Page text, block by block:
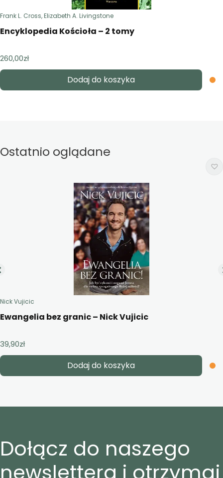
Frank L. Cross, Elizabeth A. Livingstone
Encyklopedia Kościoła – 2 tomy
260,00zł
Dodaj do koszyka
Ostatnio oglądane
Nick Vujicic
Ewangelia bez granic – Nick Vujicic
39,90zł
Dodaj do koszyka
Dołącz do naszego
newslettera i otrzymaj